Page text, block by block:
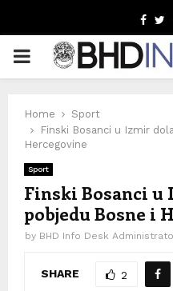
PRIMARY
Home
Sport
Finski Bosanci u Izmir
Hercegovine
Sport
Finski Bosanci u
pobjedu Bosne i
by BHD Info Desk
SHARE 2